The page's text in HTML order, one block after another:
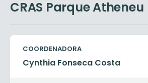
CRAS Parque Atheneu
COORDENADORA
Cynthia Fonseca Costa